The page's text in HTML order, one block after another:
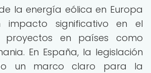
la energía eólica en Europa
significativo en el
proyectos en países como
En España, la legislación
un marco claro para la